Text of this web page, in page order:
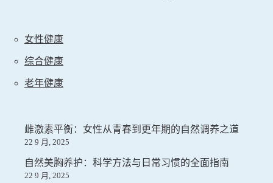
女性健康
综合健康
老年健康
雌激素平衡：女性从青春到更年期的自然调养之道
22 9 月, 2025
自然美胸养护：科学方法与日常习惯的全面指南
22 9 月, 2025